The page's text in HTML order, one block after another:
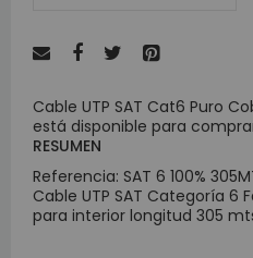
Cable UTP SAT Cat6 Puro
está disponible para
RESUMEN
Referencia: SAT 6 100%
Cable UTP SAT Categoría 6
para interior longitud 305